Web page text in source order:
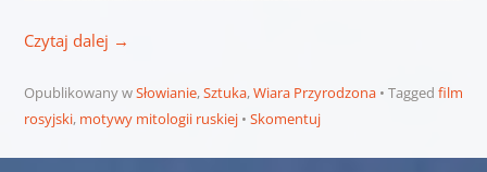
Czytaj dalej →
Opublikowany wSłowianie,Sztuka,Wiara Przyrodzona Tagged film
rosyjski, motywy mitologii ruskiej Skomentuj